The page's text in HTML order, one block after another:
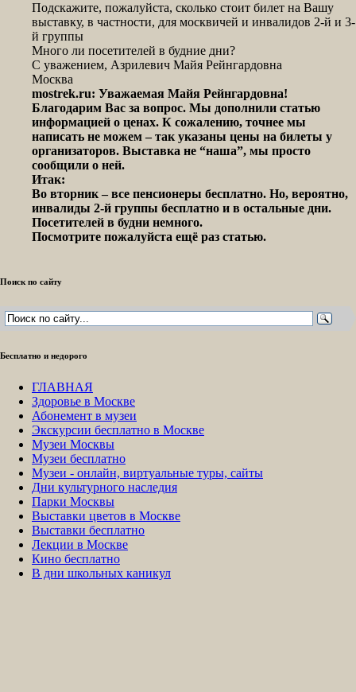
Подскажите, пожалуйста, сколько стоит билет на Вашу
выставку, в частности, для москвичей и инвалидов 2-й и 3-
й группы
Много ли посетителей в будние дни?
С уважением, Азрилевич Майя Рейнгардовна
Москва
mostrek.ru: Уважаемая Майя Рейнгардовна!
Благодарим Вас за вопрос. Мы дополнили статью
информацией о ценах. К сожалению, точнее мы
написать не можем – так указаны цены на билеты у
организаторов. Выставка не “наша”, мы просто
сообщили о ней.
Итак:
Во вторник – все пенсионеры бесплатно. Но, вероятно,
инвалиды 2-й группы бесплатно и в остальные дни.
Посетителей в будни немного.
Посмотрите пожалуйста ещё раз статью.
Поиск по сайту
Бесплатно и недорого
ГЛАВНАЯ
Здоровье в Москве
Абонемент в музеи
Экскурсии бесплатно в Москве
Музеи Москвы
Музеи бесплатно
Музеи - онлайн, виртуальные туры, сайты
Дни культурного наследия
Парки Москвы
Выставки цветов в Москве
Выставки бесплатно
Лекции в Москве
Кино бесплатно
В дни школьных каникул